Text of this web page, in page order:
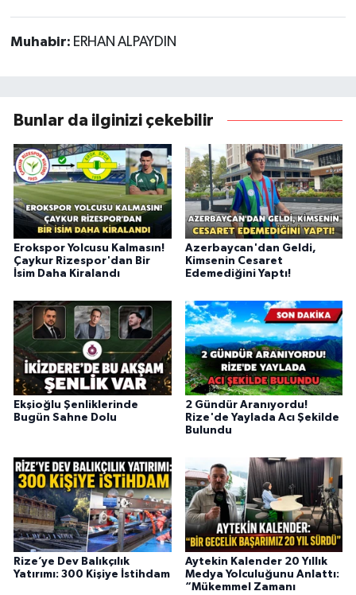
Muhabir: ERHAN ALPAYDIN
Bunlar da ilginizi çekebilir
Erokspor Yolcusu Kalmasın!
Çaykur Rizespor'dan Bir
İsim Daha Kiralandı
Azerbaycan'dan Geldi,
Kimsenin Cesaret
Edemediğini Yaptı!
Ekşioğlu Şenliklerinde
Bugün Sahne Dolu
2 Gündür Aranıyordu!
Rize'de Yaylada Acı Şekilde
Bulundu
Rize’ye Dev Balıkçılık
Yatırımı: 300 Kişiye İstihdam
Aytekin Kalender 20 Yıllık
Medya Yolculuğunu Anlattı:
“Mükemmel Zamanı